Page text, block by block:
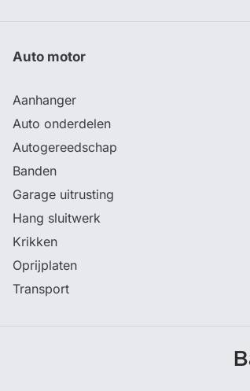
Auto motor
Aanhanger
Auto onderdelen
Autogereedschap
Banden
Garage uitrusting
Hang sluitwerk
Krikken
Oprijplaten
Transport